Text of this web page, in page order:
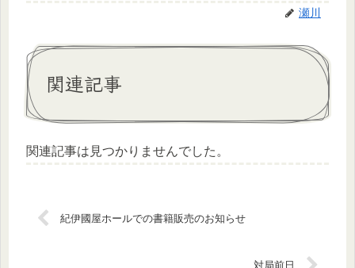
瀬川
関連記事
関連記事は見つかりませんでした。
紀伊國屋ホールでの書籍販売のお知らせ
対局前日